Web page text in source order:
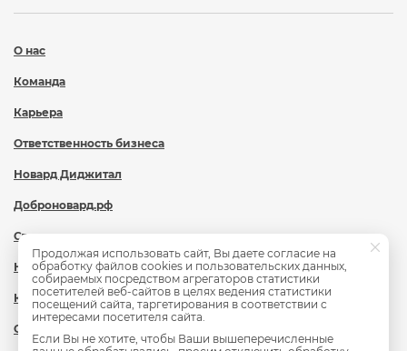
О нас
Команда
Карьера
Ответственность бизнеса
Новард Диджитал
Доброновард.рф
Статьи
Новости
Контакты
Охрана труда
Продолжая использовать сайт, Вы даете согласие на
обработку файлов cookies и пользовательских данных,
собираемых посредством агрегаторов статистики
посетителей веб-сайтов в целях ведения статистики
посещений сайта, таргетирования в соответствии с
интересами посетителя сайта.
Если Вы не хотите, чтобы Ваши вышеперечисленные